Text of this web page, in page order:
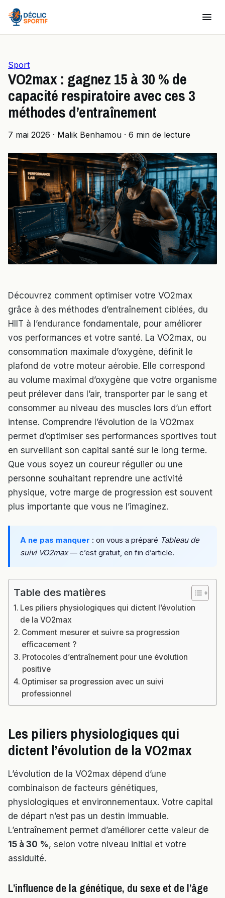
Sport
VO2max : gagnez 15 à 30 % de
capacité respiratoire avec ces 3
méthodes d’entraînement
7 mai 2026 · Malik Benhamou · 6 min de lecture
Découvrez comment optimiser votre VO2max
grâce à des méthodes d’entraînement ciblées, du
HIIT à l’endurance fondamentale, pour améliorer
vos performances et votre santé. La VO2max, ou
consommation maximale d’oxygène, définit le
plafond de votre moteur aérobie. Elle correspond
au volume maximal d’oxygène que votre organisme
peut prélever dans l’air, transporter par le sang et
consommer au niveau des muscles lors d’un effort
intense. Comprendre l’évolution de la VO2max
permet d’optimiser ses performances sportives tout
en surveillant son capital santé sur le long terme.
Que vous soyez un coureur régulier ou une
personne souhaitant reprendre une activité
physique, votre marge de progression est souvent
plus importante que vous ne l’imaginez.
A ne pas manquer : on vous a préparé Tableau de
suivi VO2max— c’est gratuit, en fin d’article.
Table des matières
Les piliers physiologiques qui dictent l’évolution
de la VO2max
Comment mesurer et suivre sa progression
efficacement ?
Protocoles d’entraînement pour une évolution
positive
Optimiser sa progression avec un suivi
professionnel
Les piliers physiologiques qui
dictent l’évolution de la VO2max
L’évolution de la VO2max dépend d’une
combinaison de facteurs génétiques,
physiologiques et environnementaux. Votre capital
de départ n’est pas un destin immuable.
L’entraînement permet d’améliorer cette valeur de
15 à 30 %, selon votre niveau initial et votre
assiduité.
L’influence de la génétique, du sexe et de l’âge